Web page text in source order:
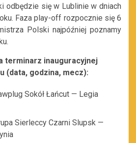
odbędzie się w Lublinie w dniach
Faza play-off rozpocznie się 6
Polski najpóźniej poznamy
terminarz inauguracyjnej
(data, godzina, mecz):
Sokół Łańcut — Legia
Sierleccy Czarni Slupsk —